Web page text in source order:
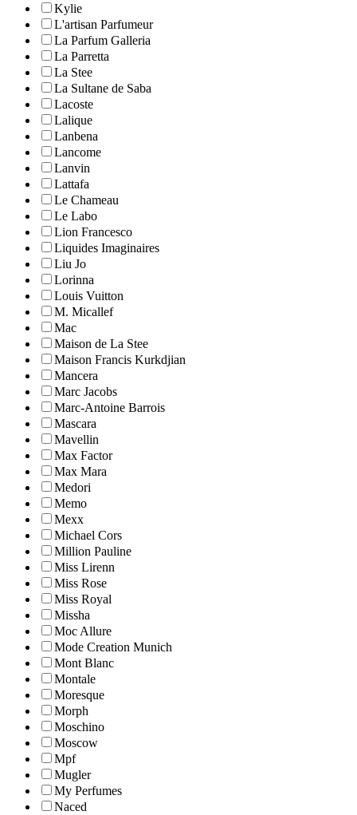
Kylie
L'artisan Parfumeur
La Parfum Galleria
La Parretta
La Stee
La Sultane de Saba
Lacoste
Lalique
Lanbena
Lancome
Lanvin
Lattafa
Le Chameau
Le Labo
Lion Francesco
Liquides Imaginaires
Liu Jo
Lorinna
Louis Vuitton
M. Micallef
Mac
Maison de La Stee
Maison Francis Kurkdjian
Mancera
Marc Jacobs
Marc-Antoine Barrois
Mascara
Mavellin
Max Factor
Max Mara
Medori
Memo
Mexx
Michael Cors
Million Pauline
Miss Lirenn
Miss Rose
Miss Royal
Missha
Moc Allure
Mode Creation Munich
Mont Blanc
Montale
Moresque
Morph
Moschino
Moscow
Mpf
Mugler
My Perfumes
Naced